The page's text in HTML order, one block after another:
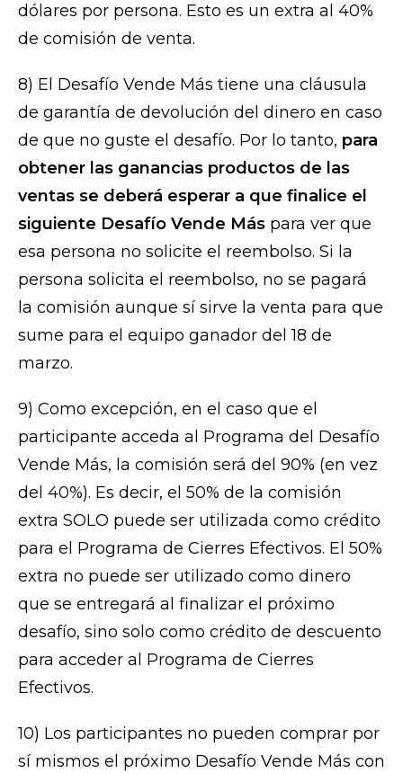
dólares por persona. Esto es un extra al 40%
de comisión de venta.
8) El Desafío Vende Más tiene una cláusula
de garantía de devolución del dinero en caso
de que no guste el desafío. Por lo tanto, para
obtener las ganancias productos de las
ventas se deberá esperar a que finalice el
siguiente Desafío Vende Más para ver que
esa persona no solicite el reembolso. Si la
persona solicita el reembolso, no se pagará
la comisión aunque sí sirve la venta para que
sume para el equipo ganador del 18 de
marzo.
9) Como excepción, en el caso que el
participante acceda al Programa del Desafío
Vende Más, la comisión será del 90% (en vez
del 40%). Es decir, el 50% de la comisión
extra SOLO puede ser utilizada como crédito
para el Programa de Cierres Efectivos. El 50%
extra no puede ser utilizado como dinero
que se entregará al finalizar el próximo
desafío, sino solo como crédito de descuento
para acceder al Programa de Cierres
Efectivos.
10) Los participantes no pueden comprar por
sí mismos el próximo Desafío Vende Más con